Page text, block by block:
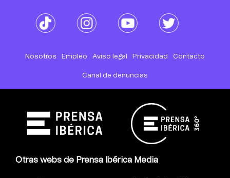
Nosotros Empleo Aviso legal Privacidad Contacto
Canal de denuncias
Otras webs de Prensa Ibérica Media